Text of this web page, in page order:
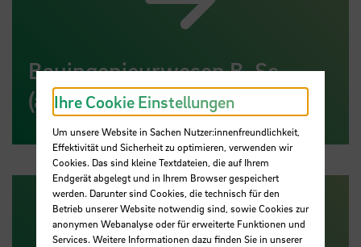
Bauingenieurwesen B. Sc.
(auch dual)
Ihre Cookie Einstellungen
Um unsere Website in Sachen Nutzer:innenfreundlichkeit,
Effektivität und Sicherheit zu optimieren, verwenden wir
Cookies. Das sind kleine Textdateien, die auf Ihrem
Endgerät abgelegt und in Ihrem Browser gespeichert
werden. Darunter sind Cookies, die technisch für den
Betrieb unserer Website notwendig sind, sowie Cookies zur
anonymen Webanalyse oder für erweiterte Funktionen und
Services. Weitere Informationen dazu finden Sie in unserer